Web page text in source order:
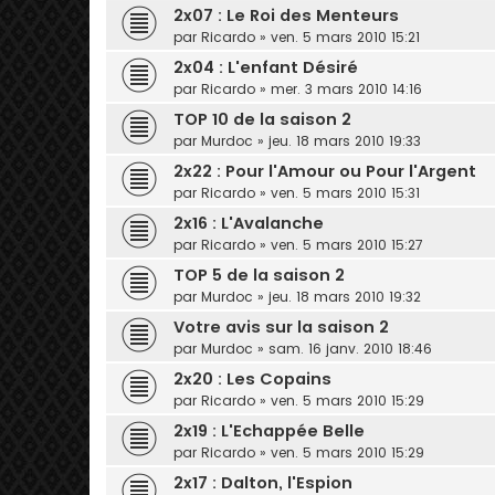
2x07 : Le Roi des Menteurs
par Ricardo » ven. 5 mars 2010 15:21
2x04 : L'enfant Désiré
par Ricardo » mer. 3 mars 2010 14:16
TOP 10 de la saison 2
par Murdoc » jeu. 18 mars 2010 19:33
2x22 : Pour l'Amour ou Pour l'Argent
par Ricardo » ven. 5 mars 2010 15:31
2x16 : L'Avalanche
par Ricardo » ven. 5 mars 2010 15:27
TOP 5 de la saison 2
par Murdoc » jeu. 18 mars 2010 19:32
Votre avis sur la saison 2
par Murdoc » sam. 16 janv. 2010 18:46
2x20 : Les Copains
par Ricardo » ven. 5 mars 2010 15:29
2x19 : L'Echappée Belle
par Ricardo » ven. 5 mars 2010 15:29
2x17 : Dalton, l'Espion